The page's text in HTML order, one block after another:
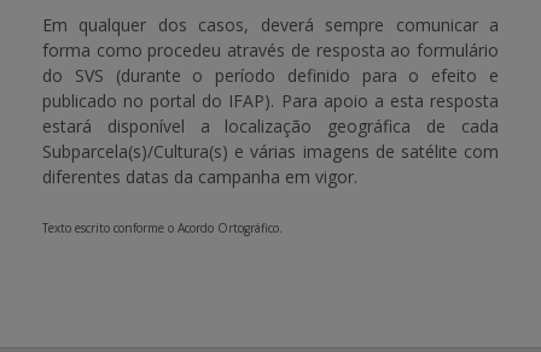
Em qualquer dos casos, deverá sempre comunicar a
forma como procedeu através de resposta ao formulário
do SVS (durante o período definido para o efeito e
publicado no portal do IFAP). Para apoio a esta resposta
estará disponível a localização geográfica de cada
Subparcela(s)/Cultura(s) e várias imagens de satélite com
diferentes datas da campanha em vigor.
Texto escrito conforme o Acordo Ortográfico.